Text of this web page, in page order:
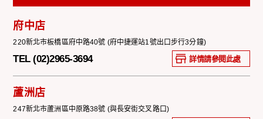
府中店
220新北市板橋區府中路40號 (府中捷運站1號出口步行3分鐘)
TEL (02)2965-3694 詳情請參閱此處
蘆洲店
247新北市蘆洲區中原路38號 (與長安街交叉路口)